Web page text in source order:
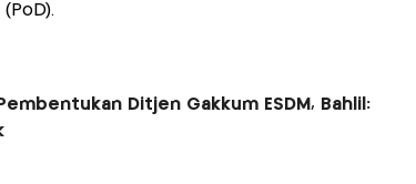
Ditjen Gakkum ESDM, Bahlil: